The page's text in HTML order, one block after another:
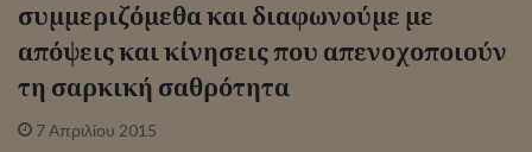
συμμεριζόμεθα και διαφωνούμε με
απόψεις και κίνησεις που απενοχοποιούν
τη σαρκική σαθρότητα
7 Απριλίου 2015